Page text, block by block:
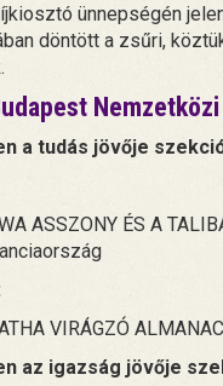
ünnepségén
döntött a zsűri,
a tudás jövője
ASSZONY ÉS A
VIRÁGZÓ
az igazság jövője